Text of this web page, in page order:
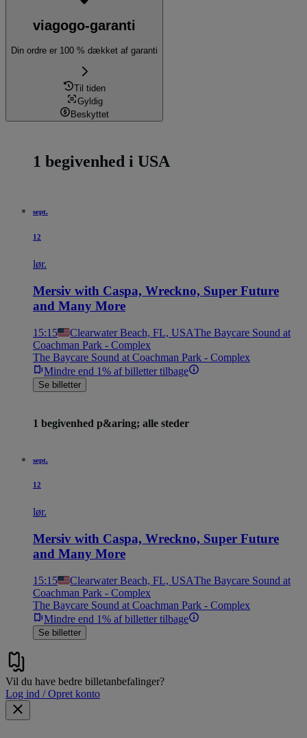
viagogo-garanti
Din ordre er 100 % dækket af garanti
Til tiden
Gyldig
Beskyttet
1 begivenhed i USA
sept.
12
lør.
Mersiv with Caspa, Wreckno, Super Future
and Many More
15:15 Clearwater Beach, FL, USAThe Baycare Sound at
Coachman Park - Complex
The Baycare Sound at Coachman Park - Complex
Mindre end 1% af billetter tilbage
Se billetter
1 begivenhed p&aring; alle steder
sept.
12
lør.
Mersiv with Caspa, Wreckno, Super Future
and Many More
15:15 Clearwater Beach, FL, USAThe Baycare Sound at
Coachman Park - Complex
The Baycare Sound at Coachman Park - Complex
Mindre end 1% af billetter tilbage
Se billetter
Vil du have bedre billetanbefalinger?
Log ind / Opret konto